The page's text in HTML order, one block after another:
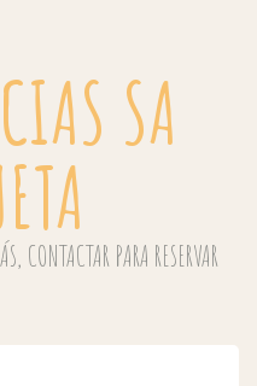
SA
CONTACTAR PARA RESERVAR